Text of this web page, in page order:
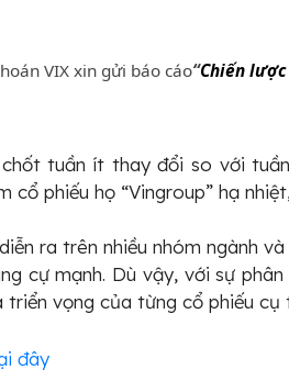
VIX xin gửi báo cáo“Chiến lược
tuần ít thay đổi so với
cổ phiếu họ “Vingroup” hạ
ra trên nhiều nhóm ngành
cự mạnh. Dù vậy, với sự
triển vọng của từng cổ phiếu cụ
đây